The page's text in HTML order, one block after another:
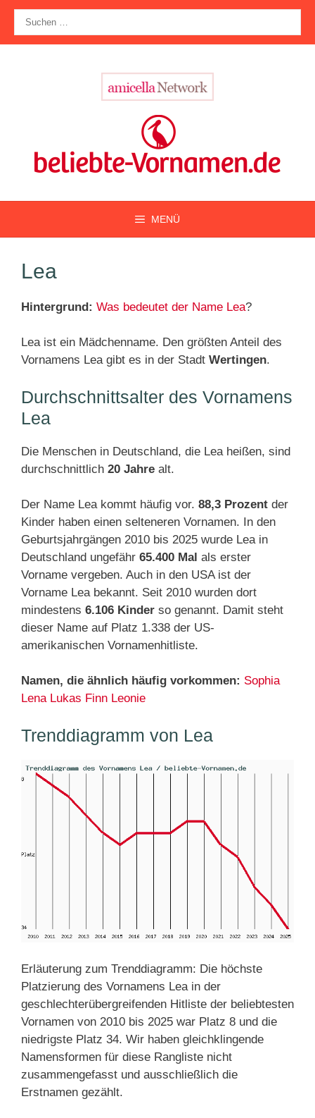
Zum
Inhalt
springen
nach:
MENÜ
Lea
Hintergrund: Was bedeutet der Name Lea?
Lea ist ein Mädchenname. Den größten Anteil des
Vornamens Lea gibt es in der Stadt Wertingen.
Durchschnittsalter des Vornamens
Lea
Die Menschen in Deutschland, die Lea heißen, sind
durchschnittlich 20 Jahre alt.
Der Name Lea kommt häufig vor. 88,3 Prozent der
Kinder haben einen selteneren Vornamen. In den
Geburtsjahrgängen 2010 bis 2025 wurde Lea in
Deutschland ungefähr 65.400 Mal als erster
Vorname vergeben. Auch in den USA ist der
Vorname Lea bekannt. Seit 2010 wurden dort
mindestens 6.106 Kinder so genannt. Damit steht
dieser Name auf Platz 1.338 der US-
amerikanischen Vornamenhitliste.
Namen, die ähnlich häufig vorkommen: Sophia
Lena Lukas Finn Leonie
Trenddiagramm von Lea
Erläuterung zum Trenddiagramm: Die höchste
Platzierung des Vornamens Lea in der
geschlechterübergreifenden Hitliste der beliebtesten
Vornamen von 2010 bis 2025 war Platz 8 und die
niedrigste Platz 34. Wir haben gleichklingende
Namensformen für diese Rangliste nicht
zusammengefasst und ausschließlich die
Erstnamen gezählt.